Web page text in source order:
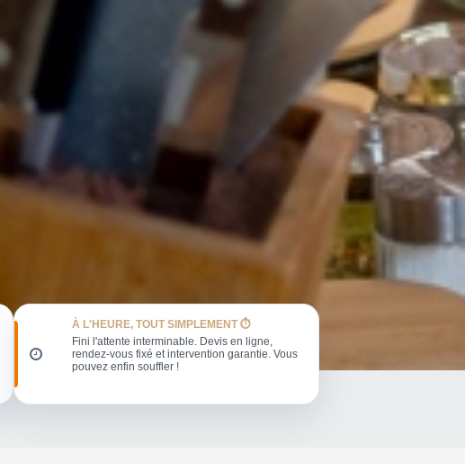
À L'HEURE, TOUT SIMPLEMENT ⏱️
Fini l'attente interminable. Devis en ligne,
rendez-vous fixé et intervention garantie. Vous
pouvez enfin souffler !